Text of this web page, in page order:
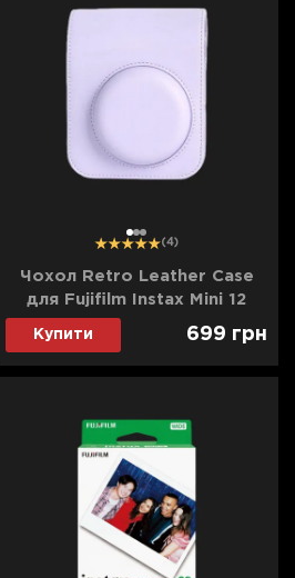
12 3 (4)
Чохол Retro Leather Case
для Fujifilm Instax Mini 12
(Lilac Purple)
Купити 699 грн